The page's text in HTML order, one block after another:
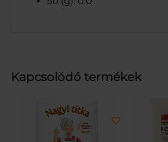
Kapcsolódó termékek